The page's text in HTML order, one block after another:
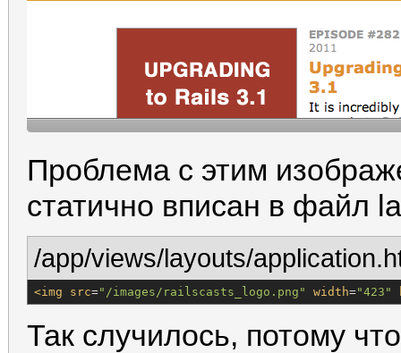
Проблема с этим
статично вписан в файл
/app/views/layouts/
<img src=" /images/railscasts_logo.png " width="423 "
Так случилось, потому